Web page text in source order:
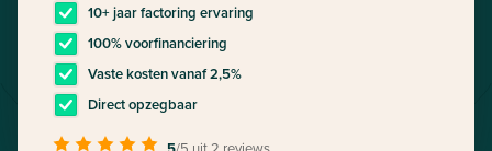
10+ jaar factoring ervaring
100% voorfinanciering
Vaste kosten vanaf 2,5%
Direct opzegbaar